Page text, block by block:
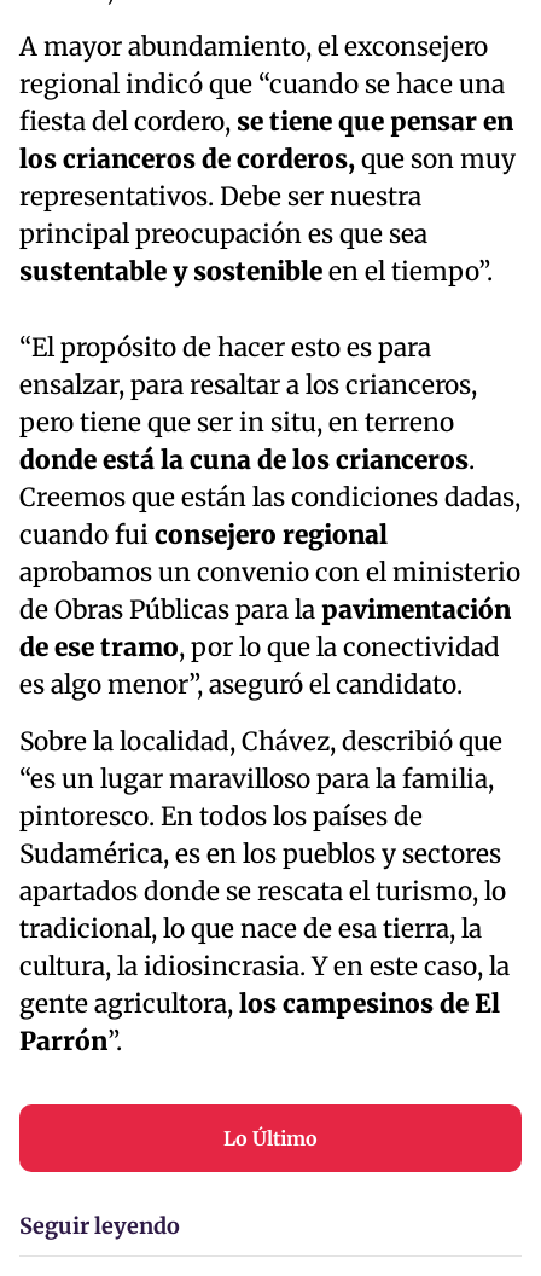
A mayor abundamiento, el exconsejero
regional indicó que “cuando se hace una
fiesta del cordero, se tiene que pensar en
los crianceros de corderos,que son muy
representativos. Debe ser nuestra
principal preocupación es que sea
sustentable y sostenibleen el tiempo”.
“El propósito de hacer esto es para
ensalzar, para resaltar a los crianceros,
pero tiene que ser in situ, en terreno
donde está la cuna de los crianceros.
Creemos que están las condiciones dadas,
cuando fuiconsejero regional
aprobamos un convenio con el ministerio
de Obras Públicas para lapavimentación
de ese tramo, por lo que la conectividad
es algo menor”, aseguró el candidato.
Sobre la localidad, Chávez, describió que
“es un lugar maravilloso para la familia,
pintoresco. En todos los países de
Sudamérica, es en los pueblos y sectores
apartados donde se rescata el turismo, lo
tradicional, lo que nace de esa tierra, la
cultura, la idiosincrasia. Y en este caso, la
gente agricultora,los campesinos de El
Parrón”.
Lo Último
Seguir leyendo